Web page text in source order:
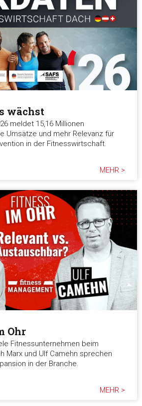
wächst
meldet 15,16 Millionen
Umsätze und mehr Relevanz für
in der Fitnesswirtschaft.
MEHR >
Ohr
Fitnessunternehmen beim
Marx und Ulf Camehn sprechen
in der Branche.
MEHR >